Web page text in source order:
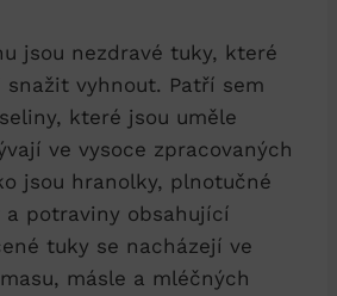
jsou nezdravé tuky, které
snažit vyhnout. Patří sem
které jsou uměle
ve vysoce zpracovaných
jsou hranolky, plnotučné
a potraviny obsahující
tuky se nacházejí ve
másle a mléčných